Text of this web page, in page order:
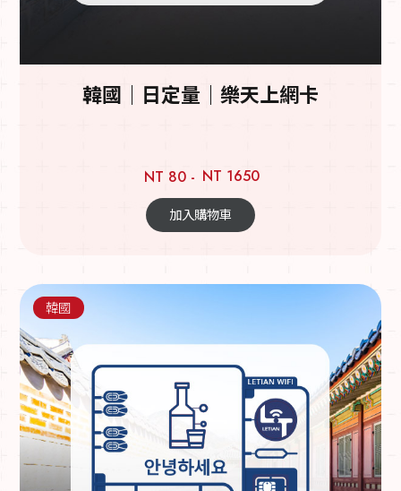
韓國｜日定量｜樂天上網卡
NT 80 - NT 1650
加入購物車
韓國